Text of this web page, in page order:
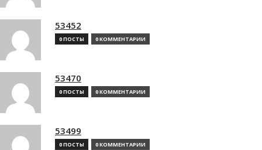
53452
0 ПОСТЫ 0 КОММЕНТАРИИ
53470
0 ПОСТЫ 0 КОММЕНТАРИИ
53499
0 ПОСТЫ 0 КОММЕНТАРИИ